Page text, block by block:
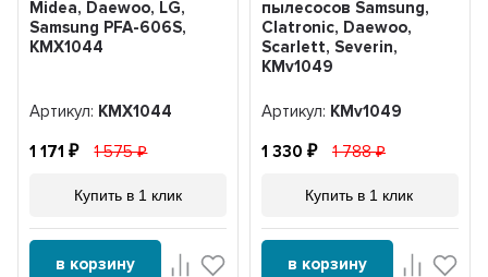
Midea, Daewoo, LG,
Samsung PFA-606S,
KMХ1044
Артикул: KMХ1044
1 171 1 575
Купить в 1 клик
в корзину
пылесосов Samsung,
Clatronic, Daewoo,
Scarlett, Severin,
KMv1049
Артикул: KMv1049
1 330 1 788
Купить в 1 клик
в корзину